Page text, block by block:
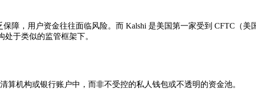
障，用户资金往往面临风险。而 Kalshi 是美国第一家受到 CFTC（美
于类似的监管框架下。
算机构或银行账户中，而非不受控的私人钱包或不透明的资金池。